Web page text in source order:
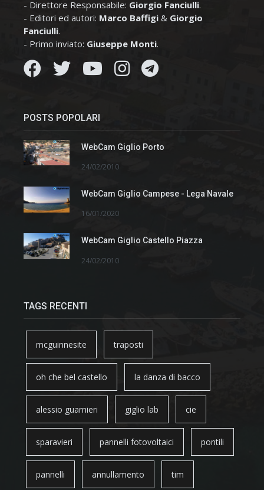
- Direttore Responsabile: Giorgio Fanciulli.
- Editori ed autori: Marco Baffigi & Giorgio
Fanciulli.
- Primo inviato: Giuseppe Monti.
POSTS POPOLARI
WebCam Giglio Porto
24/02/2010
WebCam Giglio Campese - Lega Navale
16/01/2020
WebCam Giglio Castello Piazza
24/02/2010
TAGS RECENTI
mcguinnesite traposti
oh che bel castello la danza di bacco
alessio guarnieri giglio lab cie
sparavieri pannelli fotovoltaici pontili
pannelli annullamento tim